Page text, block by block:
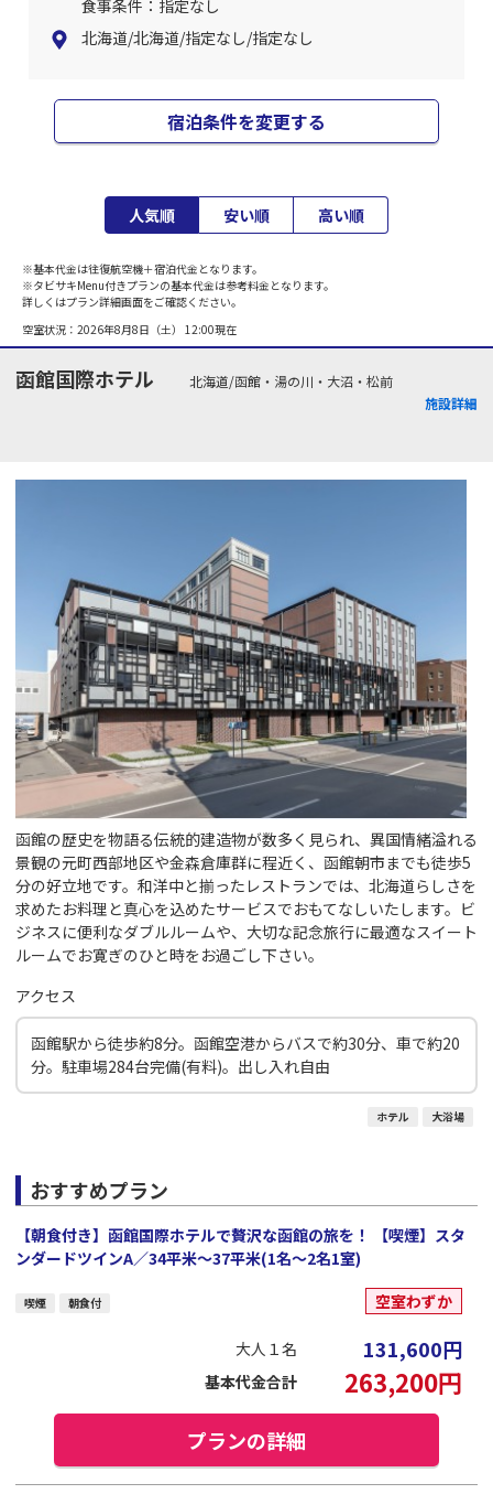
食事条件：指定なし
北海道/北海道/指定なし/指定なし
宿泊条件を変更する
人気順 安い順 高い順
※基本代金は往復航空機＋宿泊代金となります。
※タビサキMenu付きプランの基本代金は参考料金となります。
詳しくはプラン詳細画面をご確認ください。
空室状況： 2026年8月8日（土） 12:00現在
函館国際ホテル
北海道/函館・湯の川・大沼・松前
施設詳細
函館の歴史を物語る伝統的建造物が数多く見られ、異国情緒溢れる
景観の元町西部地区や金森倉庫群に程近く、函館朝市までも徒歩5
分の好立地です。和洋中と揃ったレストランでは、北海道らしさを
求めたお料理と真心を込めたサービスでおもてなしいたします。ビ
ジネスに便利なダブルルームや、大切な記念旅行に最適なスイート
ルームでお寛ぎのひと時をお過ごし下さい。
アクセス
函館駅から徒歩約8分。函館空港からバスで約30分、車で約20
分。駐車場284台完備(有料)。出し入れ自由
ホテル 大浴場
おすすめプラン
【朝食付き】函館国際ホテルで贅沢な函館の旅を！ 【喫煙】スタ
ンダードツインA／34平米～37平米(1名～2名1室)
喫煙 朝食付 空室わずか
大人１名 131,600円
基本代金合計 263,200円
プランの詳細